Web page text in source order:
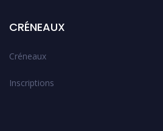
CRÉNEAUX
Créneaux
Inscriptions